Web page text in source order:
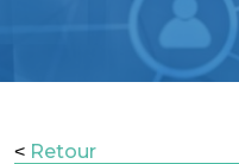
< Retour